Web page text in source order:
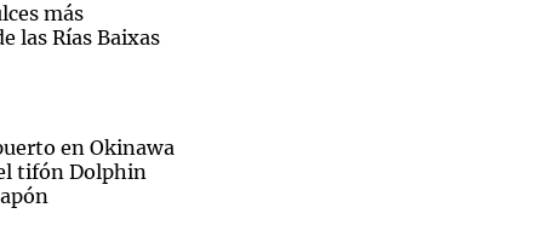
más
las Rías Baixas
en Okinawa
tifón Dolphin